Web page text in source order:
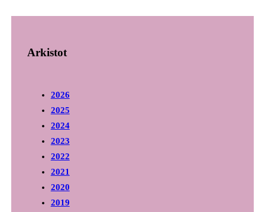
Arkistot
2026
2025
2024
2023
2022
2021
2020
2019